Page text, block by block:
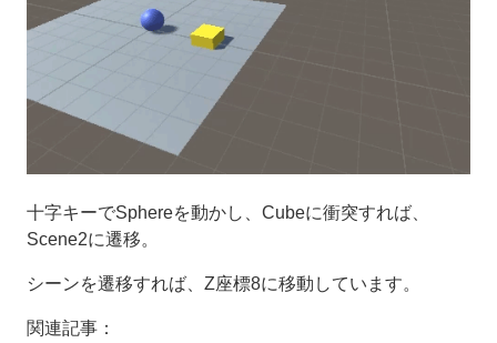
十字キーでSphereを動かし、Cubeに衝突すれば、
Scene2に遷移。
シーンを遷移すれば、Z座標8に移動しています。
関連記事：